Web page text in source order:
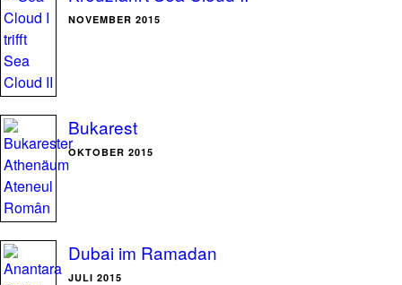
NOVEMBER 2015
Bukarest
OKTOBER 2015
Dubai im Ramadan
JULI 2015